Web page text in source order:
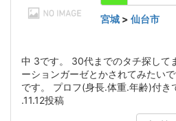
宮城 > 仙台市
中 3です。 30代までのタチ探して
ーションガーゼとかされてみたい
です。 プロフ(身長.体重.年齢)付き
.11.12投稿